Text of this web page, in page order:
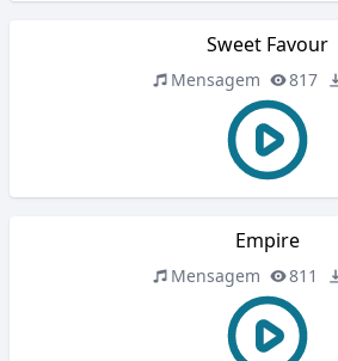
Sweet Favour
Mensagem 817
Empire
Mensagem 811